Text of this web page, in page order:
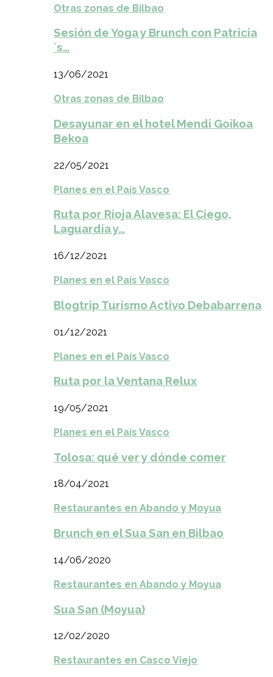
Otras zonas de Bilbao
Sesión de Yoga y Brunch con Patricia
´s…
13/06/2021
Otras zonas de Bilbao
Desayunar en el hotel Mendi Goikoa
Bekoa
22/05/2021
Planes en el País Vasco
Ruta por Rioja Alavesa: El Ciego,
Laguardia y…
16/12/2021
Planes en el País Vasco
Blogtrip Turismo Activo Debabarrena
01/12/2021
Planes en el País Vasco
Ruta por la Ventana Relux
19/05/2021
Planes en el País Vasco
Tolosa: qué ver y dónde comer
18/04/2021
Restaurantes en Abando y Moyua
Brunch en el Sua San en Bilbao
14/06/2020
Restaurantes en Abando y Moyua
Sua San (Moyua)
12/02/2020
Restaurantes en Casco Viejo